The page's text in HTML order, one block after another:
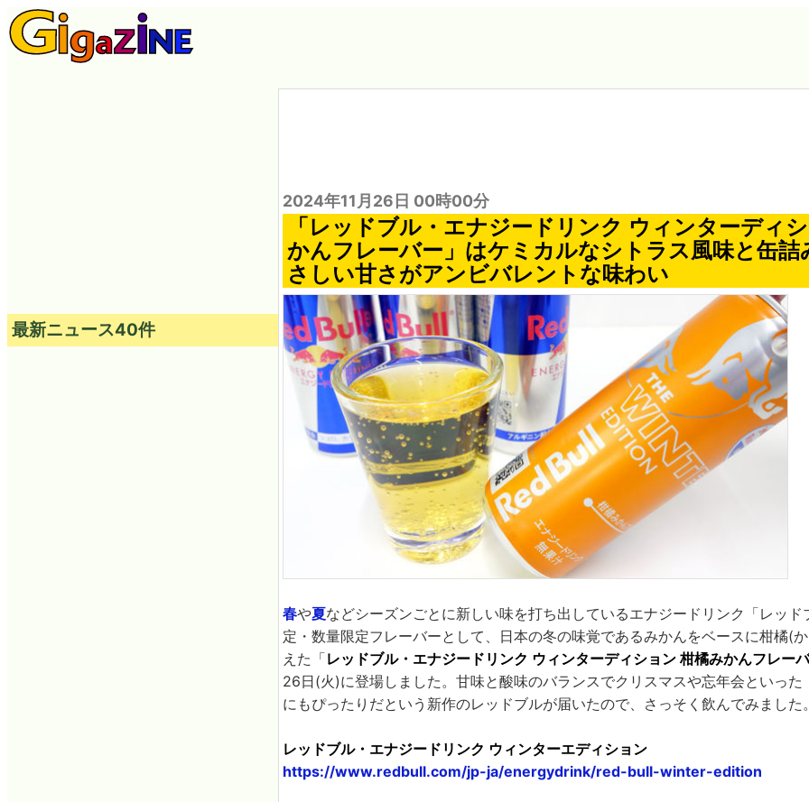
2024年11月26日 00時00分
「レッドブル・エナジードリンク ウィンターディ
かんフレーバー」はケミカルなシトラス風味と缶詰
さしい甘さがアンビバレントな味わい
春や夏などシーズンごとに新しい味を打ち出しているエナジードリンク「レッド
定・数量限定フレーバーとして、日本の冬の味覚であるみかんをベースに柑橘(
えた「レッドブル・エナジードリンク ウィンターディション 柑橘みかんフレー
26日(火)に登場しました。甘味と酸味のバランスでクリスマスや忘年会といった
にもぴったりだという新作のレッドブルが届いたので、さっそく飲んでみました
レッドブル・エナジードリンク ウィンターエディション
https://www.redbull.com/jp-ja/energydrink/red-bull-winter-edition
最新ニュース40件